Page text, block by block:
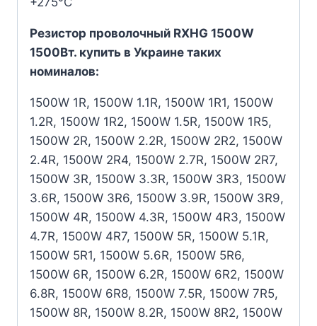
Резистор проволочный RXHG 1500W
1500Вт. купить в Украине таких
номиналов:
1500W 1R, 1500W 1.1R, 1500W 1R1, 1500W
1.2R, 1500W 1R2, 1500W 1.5R, 1500W 1R5,
1500W 2R, 1500W 2.2R, 1500W 2R2, 1500W
2.4R, 1500W 2R4, 1500W 2.7R, 1500W 2R7,
1500W 3R, 1500W 3.3R, 1500W 3R3, 1500W
3.6R, 1500W 3R6, 1500W 3.9R, 1500W 3R9,
1500W 4R, 1500W 4.3R, 1500W 4R3, 1500W
4.7R, 1500W 4R7, 1500W 5R, 1500W 5.1R,
1500W 5R1, 1500W 5.6R, 1500W 5R6,
1500W 6R, 1500W 6.2R, 1500W 6R2, 1500W
6.8R, 1500W 6R8, 1500W 7.5R, 1500W 7R5,
1500W 8R, 1500W 8.2R, 1500W 8R2, 1500W